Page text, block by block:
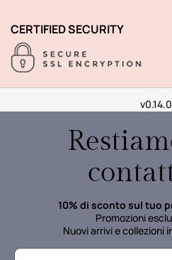
CERTIFIED SECURITY
10% di sconto sul tuo
Promozioni
Nuovi arrivi e collezioni